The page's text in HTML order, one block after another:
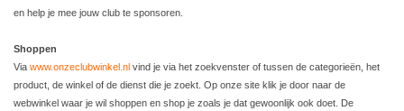
en help je mee jouw club te sponsoren.
Shoppen
Via www.onzeclubwinkel.nl vind je via het zoekvenster of tussen de categorieën, het
product, de winkel of de dienst die je zoekt. Op onze site klik je door naar de
webwinkel waar je wil shoppen en shop je zoals je dat gewoonlijk ook doet. De